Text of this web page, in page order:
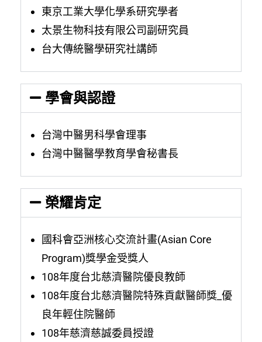
東京工業大學化學系研究學者
太景生物科技有限公司副研究員
台大傳統醫學研究社講師
學會與認證
台灣中醫男科學會理事
台灣中醫醫學教育學會秘書長
榮耀肯定
國科會亞洲核心交流計畫(Asian Core
Program)獎學金受獎人
108年度台北慈濟醫院優良教師
108年度台北慈濟醫院特殊貢獻醫師獎_優
良年輕住院醫師
108年慈濟慈誠委員授證